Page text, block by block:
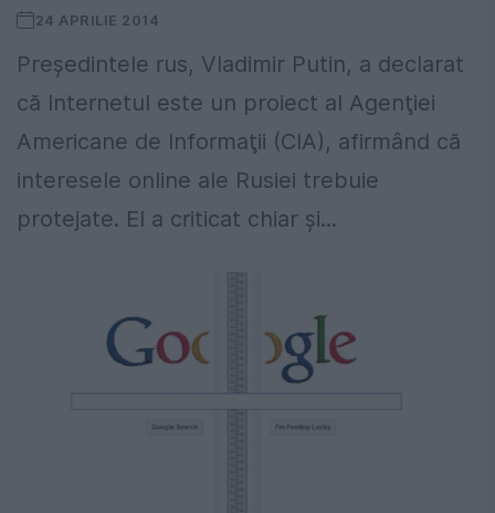
24 APRILIE 2014
Preşedintele rus, Vladimir Putin, a declarat
că Internetul este un proiect al Agenţiei
Americane de Informaţii (CIA), afirmând că
interesele online ale Rusiei trebuie
protejate. El a criticat chiar şi...